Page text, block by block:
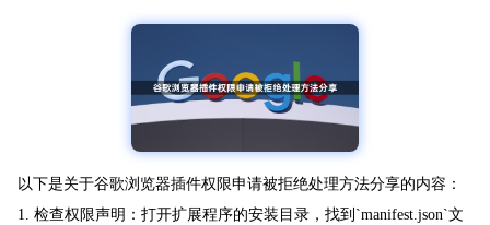
以下是关于谷歌浏览器插件权限申请被拒绝处理方法分享的内容：
1. 检查权限声明：打开扩展程序的安装目录，找到`manifest.json`文